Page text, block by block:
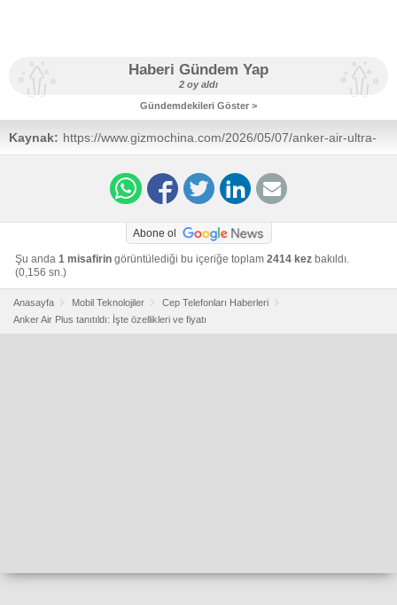
Haberi Gündem Yap
2 oy aldı
Gündemdekileri Göster >
Kaynak: https://www.gizmochina.com/2026/05/07/anker-air-ultra-
slim-magnetic-power-bank-launched-specs-price/
Abone ol
Şu anda 1 misafirin görüntülediği bu içeriğe toplam 2414 kez bakıldı.
(0,156 sn.)
Anasayfa Mobil Teknolojiler
Cep Telefonları Haberleri
Anker Air Plus tanıtıldı: İşte özellikleri ve fiyatı